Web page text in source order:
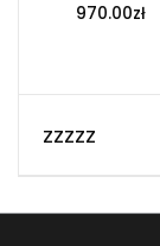
970.00zł
zzzzz